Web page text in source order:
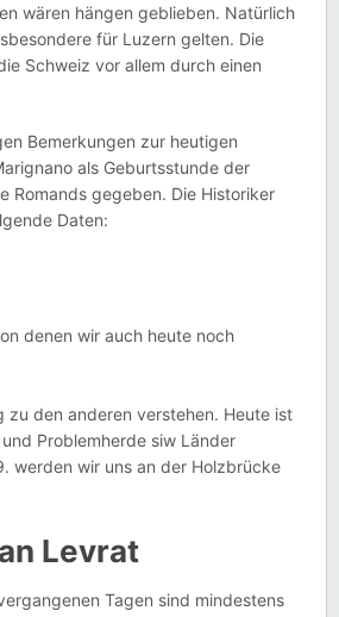
wären hängen geblieben. Natürlich
für Luzern gelten. Die
Schweiz vor allem durch einen
Bemerkungen zur heutigen
als Geburtsstunde der
Romands gegeben. Die Historiker
Daten:
denen wir auch heute noch
zu den anderen verstehen. Heute ist
Problemherde siw Länder
werden wir uns an der Holzbrücke
Levrat
Tagen sind mindestens